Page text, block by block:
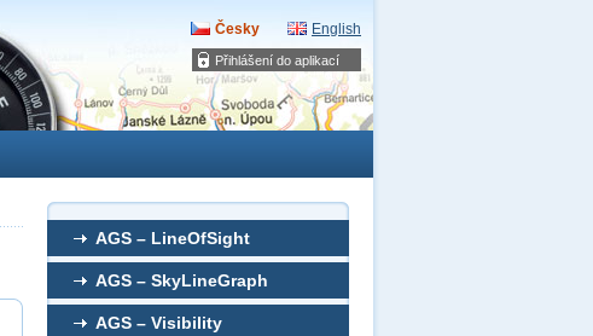
Přihlášení do aplikací
Česky English
AGS – LineOfSight
AGS – SkyLineGraph
AGS – Visibility